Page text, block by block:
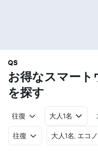
QS
お得なスマート
を探す
往復 大人1名
往復 大人1名, エコ